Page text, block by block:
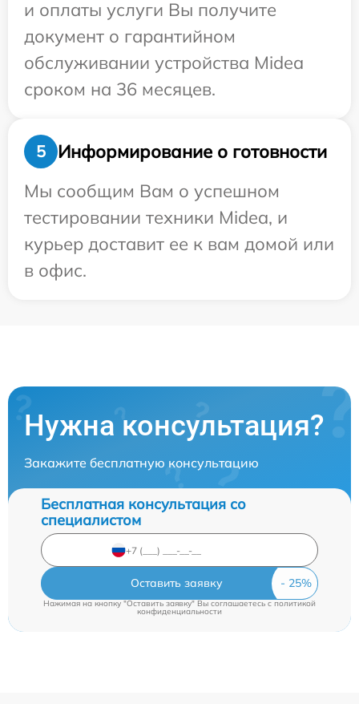
и оплаты услуги Вы получите
документ о гарантийном
обслуживании устройства Midea
сроком на 36 месяцев.
5
Информирование о готовности
Мы сообщим Вам о успешном
тестировании техники Midea, и
курьер доставит ее к вам домой или
в офис.
Нужна консультация?
Закажите бесплатную консультацию
Бесплатная консультация со
специалистом
Оставить заявку
Нажимая на кнопку "Оставить заявку" Вы соглашаетесь cполитикой
конфиденциальности